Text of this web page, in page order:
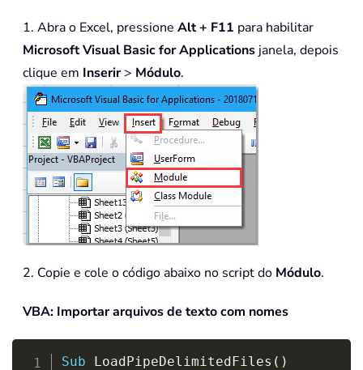
1. Abra o Excel, pressione Alt + F11 para habilitar
Microsoft Visual Basic for Applications janela, depois
clique em Inserir> Módulo.
2. Copie e cole o código abaixo no script do Módulo.
VBA: Importar arquivos de texto com nomes
Sub LoadPipeDelimitedFiles ( )